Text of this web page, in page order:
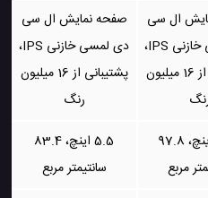
ال سی
دی لمسی خازنی IPS،
پشتیبانی از 16 میلیون
صفحه نمایش ال سی
دی لمسی خازنی IPS،
پشتیبانی از 16 میلیون
رنگ
6.26 اینچ، 97.8
مربع
5.5 اینچ، 83.4
سانتیمتر مربع